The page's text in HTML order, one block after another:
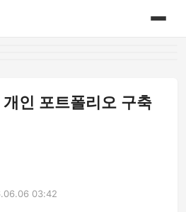
인 포트폴리오 구축
03:42